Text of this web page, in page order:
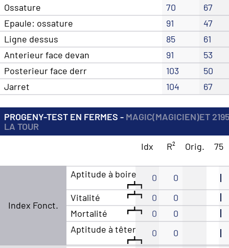
Ossature 70
67
Epaule: ossature
91
47
Ligne dessus
85
61
Anterieur face devan
91
53
Posterieur face derr
103
50
Jarret
104 67
PROGENY-TEST EN FERMES - MAGIC(MAGICIEN)ET
LA TOUR
Idx
R² Orig. 75
Index Fonct.
Aptitude à boire 0
0
Vitalité
0
0
Mortalité
0
0
Aptitude à têter
0 0